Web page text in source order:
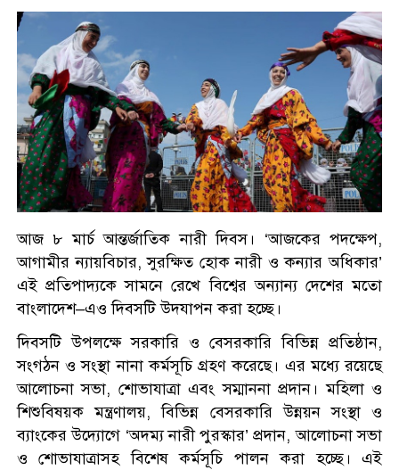
আজ ৮ মার্চ আন্তর্জাতিক নারী দিবস। ‘আজকের পদক্ষেপ,
আগামীর ন্যায়বিচার, সুরক্ষিত হোক নারী ও কন্যার অধিকার’
এই প্রতিপাদ্যকে সামনে রেখে বিশ্বের অন্যান্য দেশের মতো
বাংলাদেশ–এও দিবসটি উদযাপন করা হচ্ছে।
দিবসটি উপলক্ষে সরকারি ও বেসরকারি বিভিন্ন প্রতিষ্ঠান,
সংগঠন ও সংস্থা নানা কর্মসূচি গ্রহণ করেছে। এর মধ্যে রয়েছে
আলোচনা সভা, শোভাযাত্রা এবং সম্মাননা প্রদান। মহিলা ও
শিশুবিষয়ক মন্ত্রণালয়, বিভিন্ন বেসরকারি উন্নয়ন সংস্থা ও
ব্যাংকের উদ্যোগে ‘অদম্য নারী পুরস্কার’ প্রদান, আলোচনা সভা
ও শোভাযাত্রাসহ বিশেষ কর্মসূচি পালন করা হচ্ছে। এই